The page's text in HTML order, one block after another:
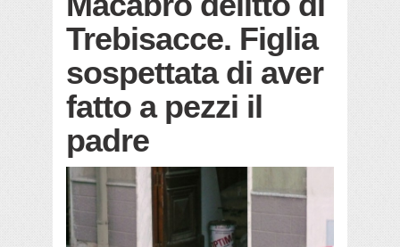
Trebisacce. Figlia
sospettata di aver
fatto a pezzi il
padre